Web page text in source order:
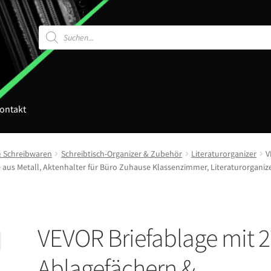
Products
search
Schreibtisch-Organizer & Zubehör Literaturorganizer
Metall, Aktenhalter für Büro Zuhause Klassenzimmer,
VEVOR Briefablage mit